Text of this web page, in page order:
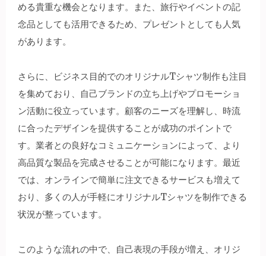
める貴重な機会となります。また、旅行やイベントの記
念品としても活用できるため、プレゼントとしても人気
があります。
さらに、ビジネス目的でのオリジナルTシャツ制作も注目
を集めており、自己ブランドの立ち上げやプロモーショ
ン活動に役立っています。顧客のニーズを理解し、時流
に合ったデザインを提供することが成功のポイントで
す。業者との良好なコミュニケーションによって、より
高品質な製品を完成させることが可能になります。最近
では、オンラインで簡単に注文できるサービスも増えて
おり、多くの人が手軽にオリジナルTシャツを制作できる
状況が整っています。
このような流れの中で、自己表現の手段が増え、オリジ